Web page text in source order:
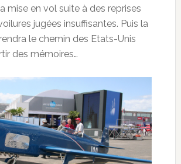
mise en vol suite à des reprises
jugées insuffisantes. Puis la
le chemin des Etats-Unis
des mémoires…